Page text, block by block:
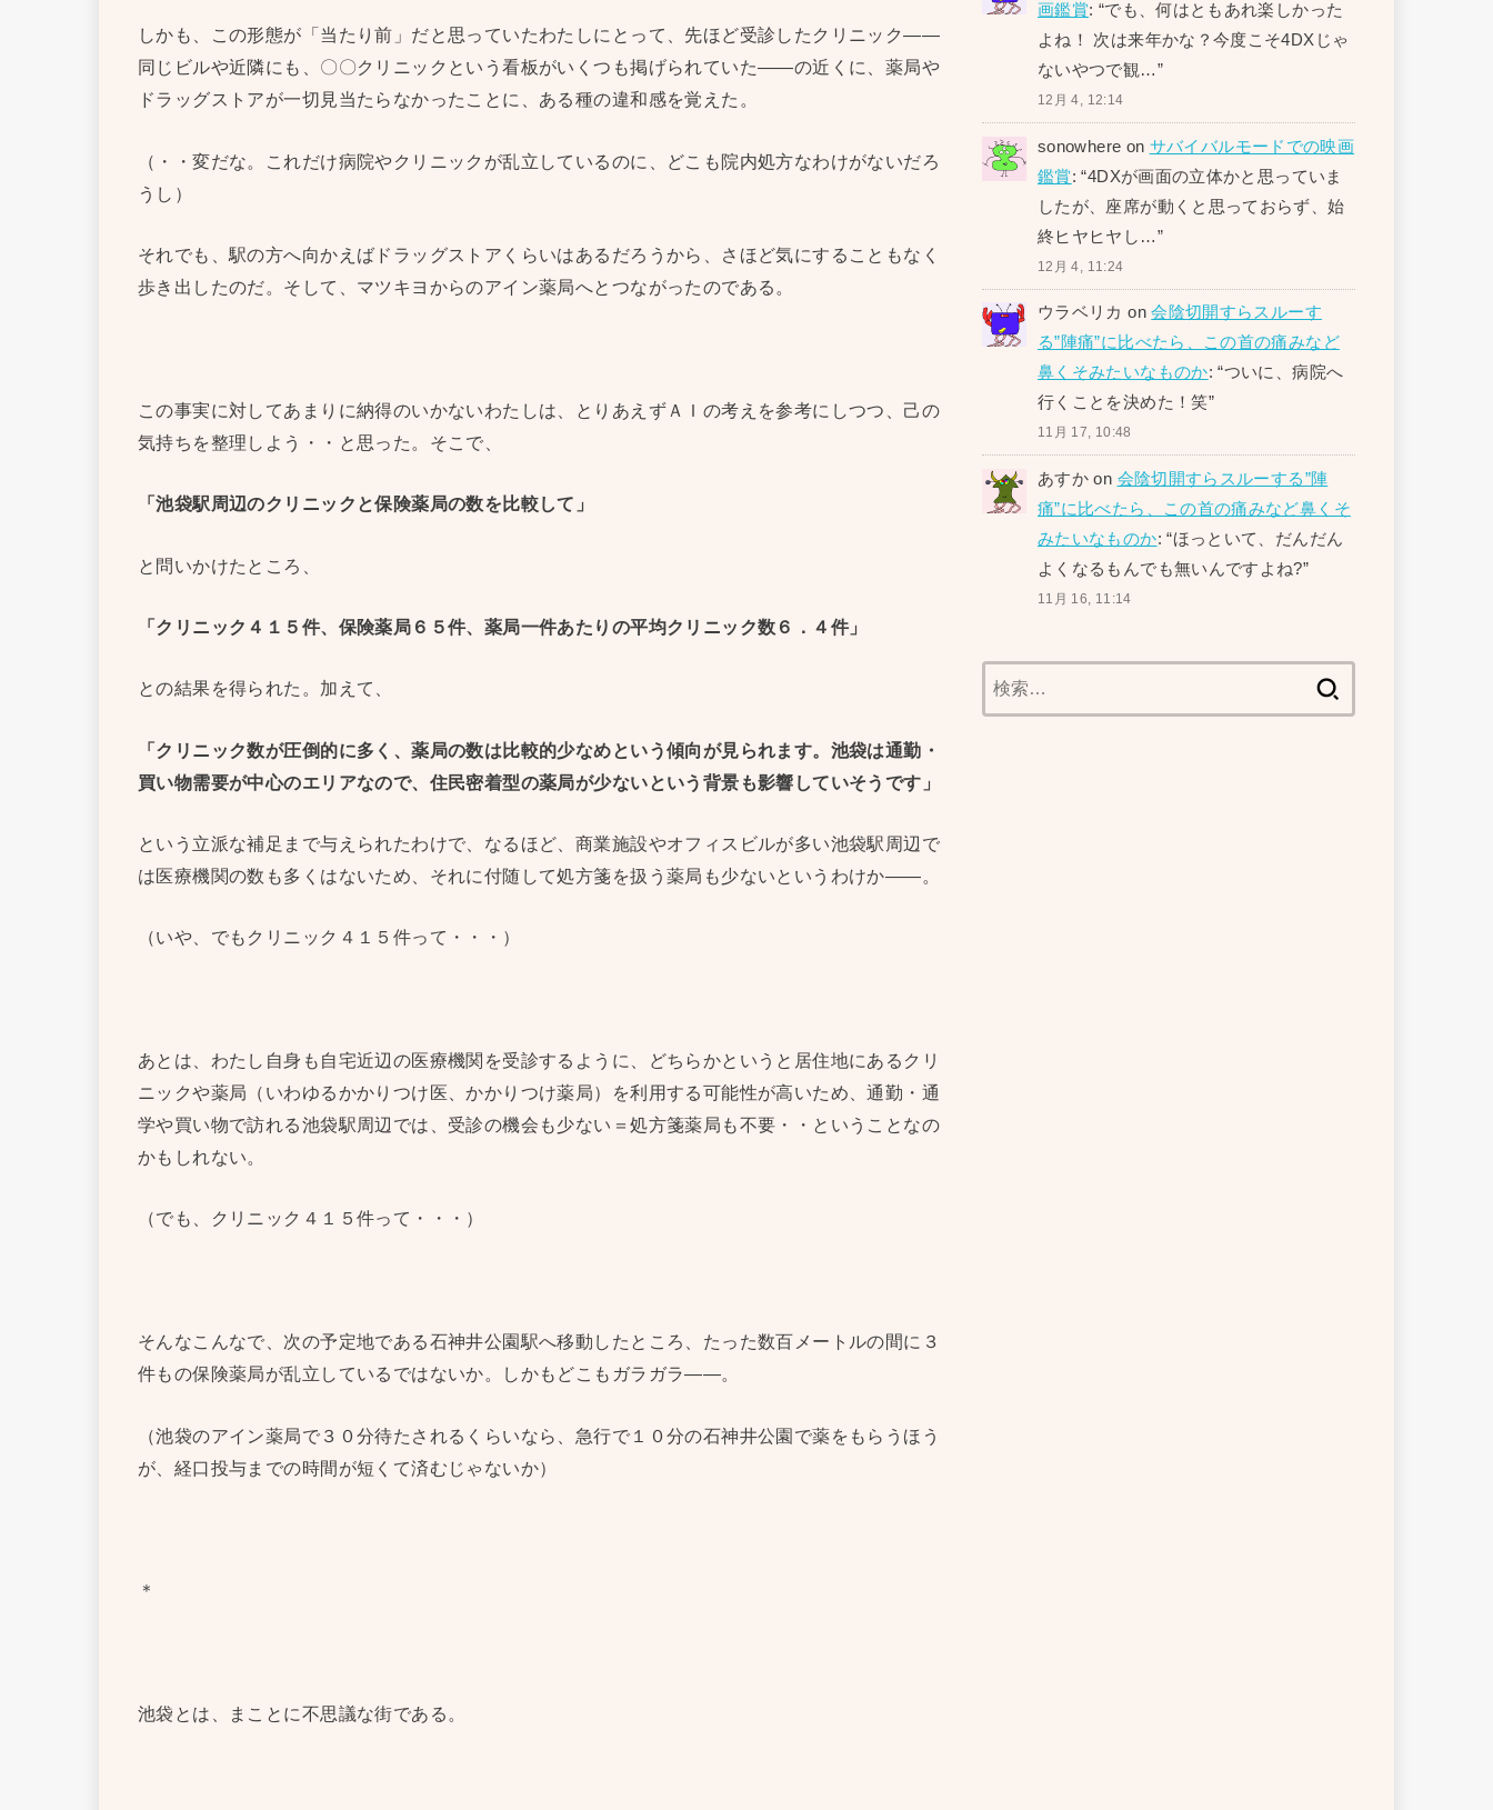
しかも、この形態が「当たり前」だと思っていたわたしにとって、先ほど受診したクリニック——
同じビルや近隣にも、〇〇クリニックという看板がいくつも掲げられていた——の近くに、薬局や
ドラッグストアが一切見当たらなかったことに、ある種の違和感を覚えた。
（・・変だな。これだけ病院やクリニックが乱立しているのに、どこも院内処方なわけがないだろ
うし）
それでも、駅の方へ向かえばドラッグストアくらいはあるだろうから、さほど気にすることもなく
歩き出したのだ。そして、マツキヨからのアイン薬局へとつながったのである。
この事実に対してあまりに納得のいかないわたしは、とりあえずＡＩの考えを参考にしつつ、己の
気持ちを整理しよう・・と思った。そこで、
「池袋駅周辺のクリニックと保険薬局の数を比較して」
と問いかけたところ、
「クリニック４１５件、保険薬局６５件、薬局一件あたりの平均クリニック数６．４件」
との結果を得られた。加えて、
「クリニック数が圧倒的に多く、薬局の数は比較的少なめという傾向が見られます。池袋は通勤・
買い物需要が中心のエリアなので、住民密着型の薬局が少ないという背景も影響していそうです」
という立派な補足まで与えられたわけで、なるほど、商業施設やオフィスビルが多い池袋駅周辺で
は医療機関の数も多くはないため、それに付随して処方箋を扱う薬局も少ないというわけか——。
（いや、でもクリニック４１５件って・・・）
あとは、わたし自身も自宅近辺の医療機関を受診するように、どちらかというと居住地にあるクリ
ニックや薬局（いわゆるかかりつけ医、かかりつけ薬局）を利用する可能性が高いため、通勤・通
学や買い物で訪れる池袋駅周辺では、受診の機会も少ない＝処方箋薬局も不要・・ということなの
かもしれない。
（でも、クリニック４１５件って・・・）
そんなこんなで、次の予定地である石神井公園駅へ移動したところ、たった数百メートルの間に３
件もの保険薬局が乱立しているではないか。しかもどこもガラガラ——。
（池袋のアイン薬局で３０分待たされるくらいなら、急行で１０分の石神井公園で薬をもらうほう
が、経口投与までの時間が短くて済むじゃないか）
＊
池袋とは、まことに不思議な街である。
画鑑賞: “でも、何はともあれ楽しかった
よね！ 次は来年かな？今度こそ4DXじゃ
ないやつで観…”
12月 4, 12:14
sonowhere on サバイバルモードでの映画
鑑賞: “4DXが画面の立体かと思っていま
したが、座席が動くと思っておらず、始
終ヒヤヒヤし…”
12月 4, 11:24
ウラベリカ on会陰切開すらスルーす
る”陣痛”に比べたら、この首の痛みなど
鼻くそみたいなものか: “ついに、病院へ
行くことを決めた！笑”
11月 17, 10:48
あすか on 会陰切開すらスルーする”陣
痛”に比べたら、この首の痛みなど鼻くそ
みたいなものか: “ほっといて、だんだん
よくなるもんでも無いんですよね?”
11月 16, 11:14